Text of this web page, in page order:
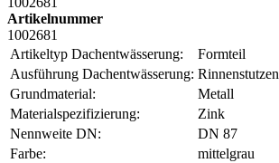
Artikelnummer
1002681
Artikeltyp Dachentwässerung:
Formteil
Ausführung Dachentwässerung: Rinnenstutzen
Grundmaterial:
Metall
Materialspezifizierung:
Zink
Nennweite DN:
DN 87
Farbe:
mittelgrau